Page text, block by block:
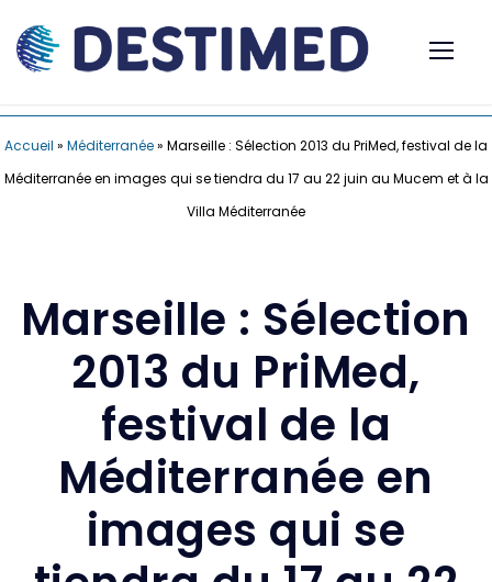
Accueil » Méditerranée» Marseille : Sélection 2013 du PriMed, festival de la
Méditerranée en images qui se tiendra du 17 au 22 juin au Mucem et à la
Villa Méditerranée
Marseille : Sélection
2013 du PriMed,
festival de la
Méditerranée en
images qui se